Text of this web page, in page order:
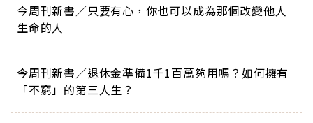
今周刊新書／只要有心，你也可以成為那個改變他人
生命的人
今周刊新書／退休金準備1千1百萬夠用嗎？如何擁有
「不窮」的第三人生？